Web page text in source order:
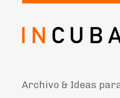
Archivo & Ideas